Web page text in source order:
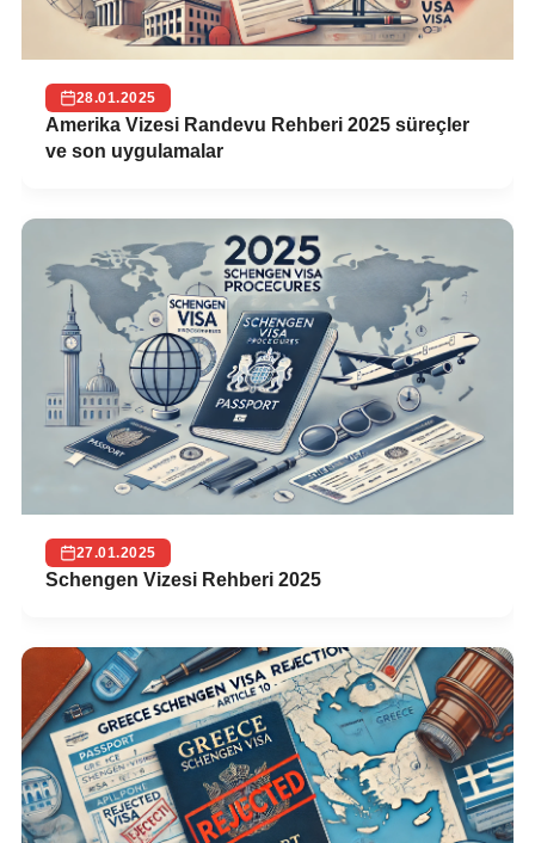
28.01.2025
Amerika Vizesi Randevu Rehberi 2025 süreçler
ve son uygulamalar
27.01.2025
Schengen Vizesi Rehberi 2025